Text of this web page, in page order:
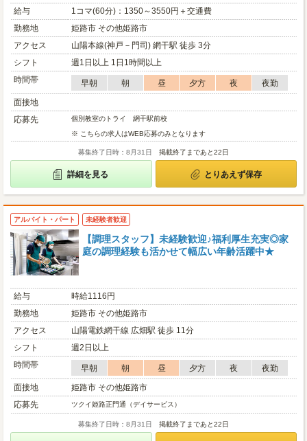
給与
1コマ(60分)：1350～3550円＋交通費
勤務地
姫路市 その他姫路市
アクセス
山陽本線(神戸－門司) 網干駅 徒歩 3分
シフト
週1日以上 1日1時間以上
時間帯
早朝 朝 昼 夕方 夜
夜勤
面接地
応募先
個別教室のトライ 網干駅前校
※ こちらの求人はWEB応募のみとなります
募集終了日時：8月31日 掲載終了まであと22日
詳細を見る とりあえず保存
アルバイト・パート 未経験者歓迎
【調理スタッフ】未経験歓迎♪福利厚生充実◎家
庭の調理経験も活かせて幅広い年齢活躍中★
給与
時給1116円
勤務地
姫路市 その他姫路市
アクセス
山陽電鉄網干線 広畑駅 徒歩 11分
シフト
週2日以上
時間帯
早朝 朝 昼 夕方 夜
夜勤
面接地
姫路市 その他姫路市
応募先
ツクイ姫路正門通（デイサービス）
募集終了日時：8月31日 掲載終了まであと22日